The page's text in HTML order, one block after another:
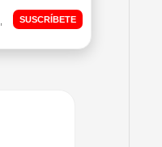
SUSCRÍBETE